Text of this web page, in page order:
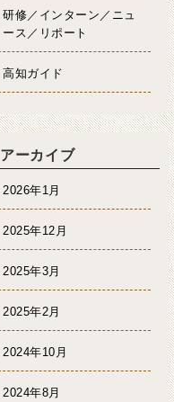
研修／インターン／ニュ
ース／リポート
高知ガイド
アーカイブ
2026年1月
2025年12月
2025年3月
2025年2月
2024年10月
2024年8月